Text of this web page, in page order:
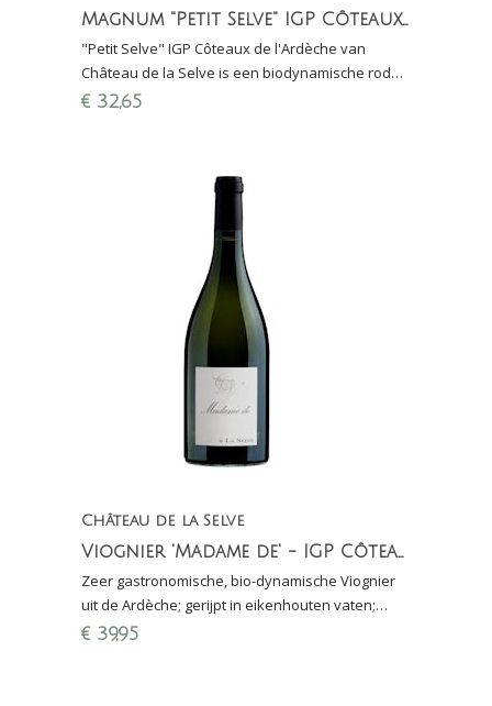
Magnum "Petit Selve" IGP Côteaux de l'Ardèche (1,5 liter)
"Petit Selve" IGP Côteaux de l'Ardèche van
Château de la Selve is een biodynamische rode
wijn gemaakt van Cinsault, Grenache en Syrah
€ 32,65
Château de la Selve
Viognier 'Madame de' - IGP Côteaux de l'Ardèche
Zeer gastronomische, bio-dynamische Viognier
uit de Ardèche; gerijpt in eikenhouten vaten;
Perswijn: ***** = uitstekend (hoogste score)
€ 39,95